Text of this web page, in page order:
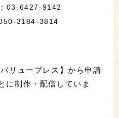
03-6427-9142
3184-3814
リュープレス】から申請
に制作・配信していま